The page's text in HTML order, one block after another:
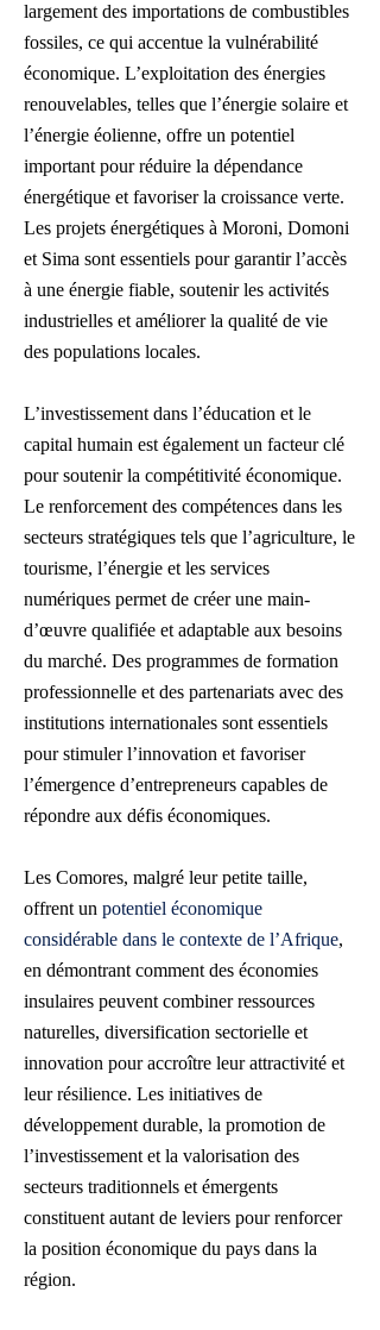
largement des importations de combustibles
fossiles, ce qui accentue la vulnérabilité
économique. L’exploitation des énergies
renouvelables, telles que l’énergie solaire et
l’énergie éolienne, offre un potentiel
important pour réduire la dépendance
énergétique et favoriser la croissance verte.
Les projets énergétiques à Moroni, Domoni
et Sima sont essentiels pour garantir l’accès
à une énergie fiable, soutenir les activités
industrielles et améliorer la qualité de vie
des populations locales.
L’investissement dans l’éducation et le
capital humain est également un facteur clé
pour soutenir la compétitivité économique.
Le renforcement des compétences dans les
secteurs stratégiques tels que l’agriculture, le
tourisme, l’énergie et les services
numériques permet de créer une main-
d’œuvre qualifiée et adaptable aux besoins
du marché. Des programmes de formation
professionnelle et des partenariats avec des
institutions internationales sont essentiels
pour stimuler l’innovation et favoriser
l’émergence d’entrepreneurs capables de
répondre aux défis économiques.
Les Comores, malgré leur petite taille,
offrent un potentiel économique
considérable dans le contexte de l’Afrique,
en démontrant comment des économies
insulaires peuvent combiner ressources
naturelles, diversification sectorielle et
innovation pour accroître leur attractivité et
leur résilience. Les initiatives de
développement durable, la promotion de
l’investissement et la valorisation des
secteurs traditionnels et émergents
constituent autant de leviers pour renforcer
la position économique du pays dans la
région.